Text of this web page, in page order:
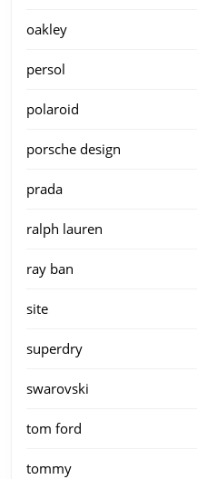
oakley
persol
polaroid
porsche design
prada
ralph lauren
ray ban
site
superdry
swarovski
tom ford
tommy